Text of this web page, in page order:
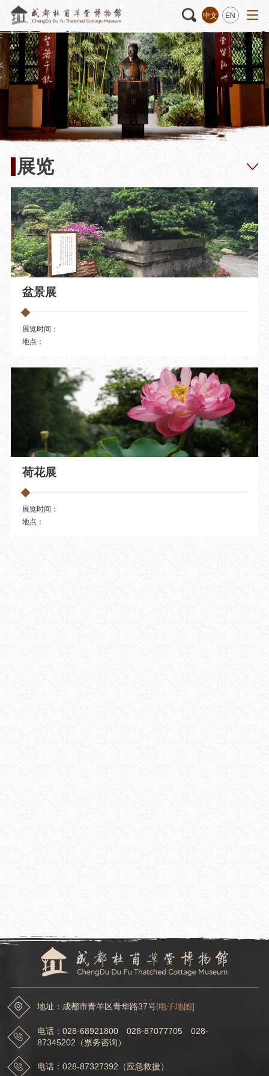
中文 EN
申请
活动 “人日游草堂”系列文化活动
中国传统节庆活动
诗歌主题活动
其它活动
藏品 藏品概述
馆藏精品
数字资源
捐赠名录
文创 杜甫草堂文创馆
文创精品
草堂艺术中心
景点 正门
大廨
工部祠
草堂影壁
大雅堂
万佛楼
草堂书院
千诗碑
展览
盆景展
展览时间：
地点：
荷花展
展览时间：
地点：
杜甫草堂兰花展
展览时间：
红梅艺术展
展览时间：
地点：
地址：成都市青羊区青华路37号[电子地图]
电话：028-68921800 028-87077705 028-
87345202（票务咨询）
电话：028-87327392（应急救援）